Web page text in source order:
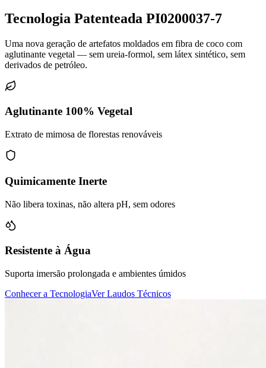
Tecnologia Patenteada PI0200037-7
Uma nova geração de artefatos moldados em fibra de coco com
aglutinante vegetal — sem ureia-formol, sem látex sintético, sem
derivados de petróleo.
Aglutinante 100% Vegetal
Extrato de mimosa de florestas renováveis
Quimicamente Inerte
Não libera toxinas, não altera pH, sem odores
Resistente à Água
Suporta imersão prolongada e ambientes úmidos
Conhecer a TecnologiaVer Laudos Técnicos